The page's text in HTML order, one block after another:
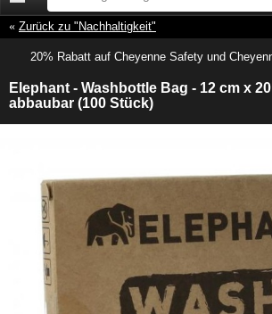
Zurück zu "Nachhaltigkeit"
20% Rabatt auf Cheyenne Safety und
Elephant - Washbottle Bag - 12 cm x
abbaubar (100 Stück)